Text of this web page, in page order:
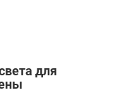
для